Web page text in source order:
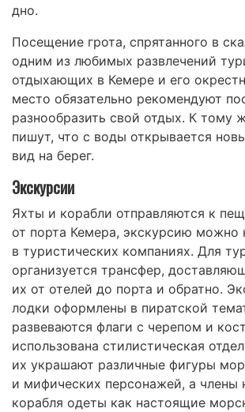
дно.
Посещение грота, спрятанного в
одним из любимых развлечений
отдыхающих в Кемере и его
место обязательно рекомендуют
разнообразить свой отдых. К тому
пишут, что с воды открывается
вид на берег.
Экскурсии
Яхты и корабли отправляются к
от порта Кемера, экскурсию можно
в туристических компаниях. Для
организуется трансфер,
их от отелей до порта и обратно.
лодки оформлены в пиратской
развеваются флаги с черепом и
использована стилистическая
их украшают различные фигуры
и мифических персонажей, а члены
корабля одеты как настоящие